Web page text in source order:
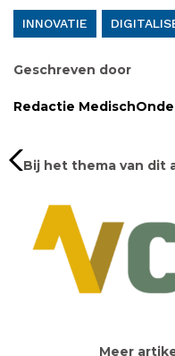
INNOVATIE
Geschreven door
Redactie
Bij het thema van dit
Meer